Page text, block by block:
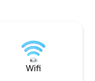
famille. Notre
camping. Nous
calme et paisible
séjourner en
Wifi